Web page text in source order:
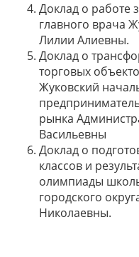
Доклад о
главного врача
Лилии Алиевны.
Доклад о
торговых
Жуковский
рынка
Васильевны
Доклад о
классов и
олимпиады
городского
Николаевны.